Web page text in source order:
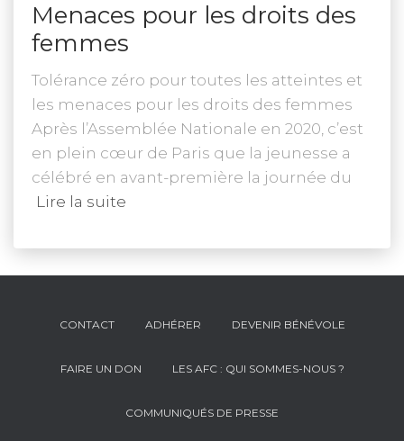
Menaces pour les droits des
femmes
Tolérance zéro pour toutes les atteintes et
les menaces pour les droits des femmes
Après l’Assemblée Nationale en 2020, c’est
en plein cœur de Paris que la jeunesse a
célébré en avant-première la journée du
Lire la suite
CONTACT ADHÉRER DEVENIR BÉNÉVOLE
FAIRE UN DON LES AFC : QUI SOMMES-NOUS ?
COMMUNIQUÉS DE PRESSE